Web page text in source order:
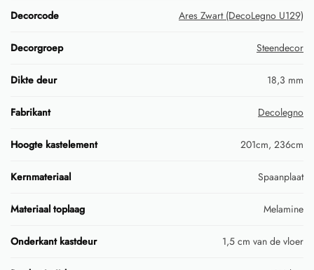
Decorcode Ares Zwart (DecoLegno U129)
Decorgroep Steendecor
Dikte deur 18,3 mm
Fabrikant Decolegno
Hoogte kastelement 201cm, 236cm
Kernmateriaal Spaanplaat
Materiaal toplaag Melamine
Onderkant kastdeur 1,5 cm van de vloer